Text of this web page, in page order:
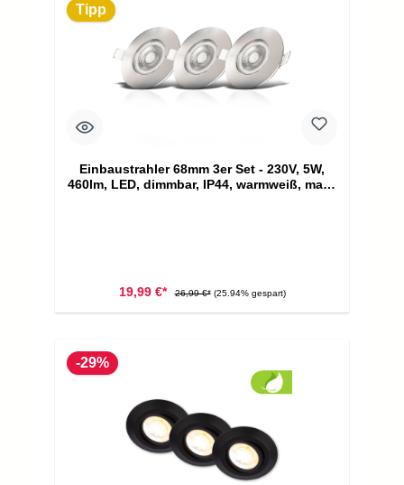
Tipp
Einbaustrahler 68mm 3er Set - 230V, 5W,
460lm, LED, dimmbar, IP44, warmweiß, matt-
19,99 €* 26,99 €* (25.94% gespart)
-29%